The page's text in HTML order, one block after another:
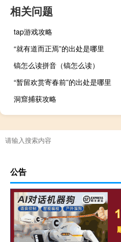
相关问题
tap游戏攻略
“就有道而正焉”的出处是哪里
镐怎么读拼音（镐怎么读）
“暂留欢赏寄春前”的出处是哪里
洞窟捕获攻略
公告